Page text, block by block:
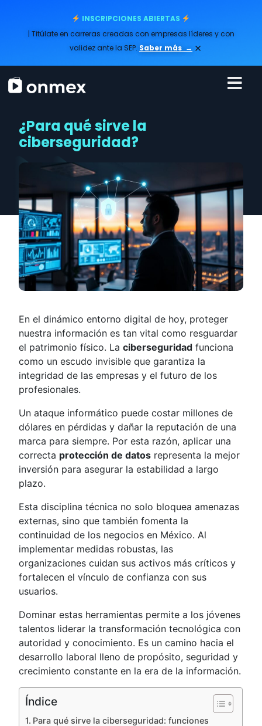
INSCRIPCIONES ABIERTAS
| Titúlate en carreras creadas con empresas líderes y con
validez ante la SEP. Saber más → ×
¿Para qué sirve la
ciberseguridad?
En el dinámico entorno digital de hoy, proteger
nuestra información es tan vital como resguardar
el patrimonio físico. Laciberseguridad funciona
como un escudo invisible que garantiza la
integridad de las empresas y el futuro de los
profesionales.
Un ataque informático puede costar millones de
dólares en pérdidas y dañar la reputación de una
marca para siempre. Por esta razón, aplicar una
correcta protección de datos representa la mejor
inversión para asegurar la estabilidad a largo
plazo.
Esta disciplina técnica no solo bloquea amenazas
externas, sino que también fomenta la
continuidad de los negocios en México. Al
implementar medidas robustas, las
organizaciones cuidan sus activos más críticos y
fortalecen el vínculo de confianza con sus
usuarios.
Dominar estas herramientas permite a los jóvenes
talentos liderar la transformación tecnológica con
autoridad y conocimiento. Es un camino hacia el
desarrollo laboral lleno de propósito, seguridad y
crecimiento constante en la era de la información.
Índice
Para qué sirve la ciberseguridad: funciones